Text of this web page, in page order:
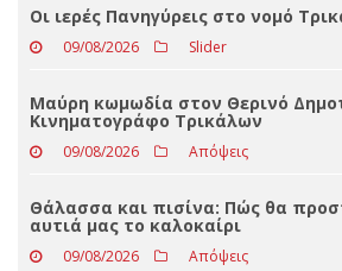
Η μεγάλη έξοδος των Τρικαλινών
μεγαλύτερο τρέξιμο των
Οι ιερές Πανηγύρεις στο νομό
09/08/2026 Slider
Μαύρη κωμωδία στον Θερινό
Κινηματογράφο Τρικάλων
09/08/2026 Απόψεις